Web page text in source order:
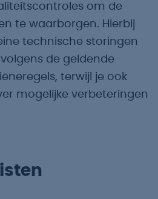
om de
te waarborgen. Hierbij
technische storingen
de geldende
terwijl je ook
mogelijke verbeteringen